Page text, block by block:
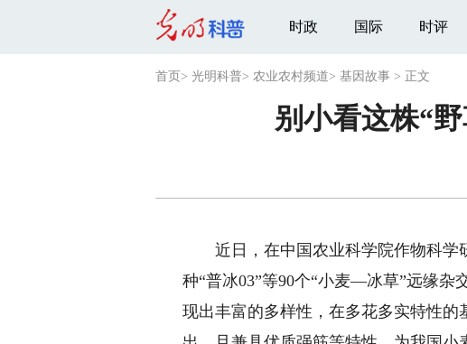
时政 国际 时评
首页 > 光明科普> 农业农村频道> 基因故事 > 正文
别小看这株“
近日，在中国农业科学院作物科学
种“普冰03”等90个“小麦—冰草”远缘杂
现出丰富的多样性，在多花多实特性